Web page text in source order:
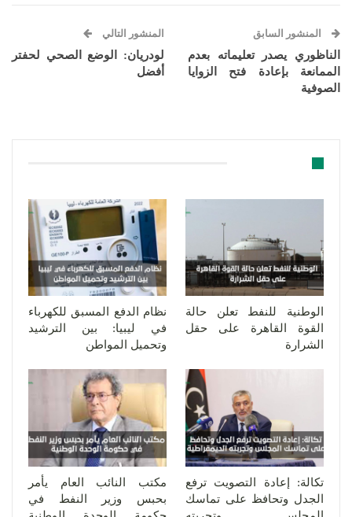
المنشور السابق
الناظوري يصدر تعليماته بعدم
الممانعة بإعادة فتح الزوايا
الصوفية
المنشور التالي
لودريان: الوضع الصحي لحفتر
أفضل
الوطنية للنفط تعلن حالة
القوة القاهرة على حقل
الشرارة
نظام الدفع المسبق للكهرباء
في ليبيا: بين الترشيد
وتحميل المواطن
تكالة: إعادة التصويت ترفع
الجدل وتحافظ على تماسك
مكتب النائب العام يأمر
بحبس وزير النفط في